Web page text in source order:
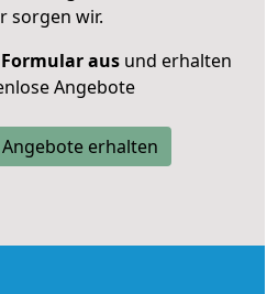
sorgen wir.
ausund erhalten
Angebote
erhalten